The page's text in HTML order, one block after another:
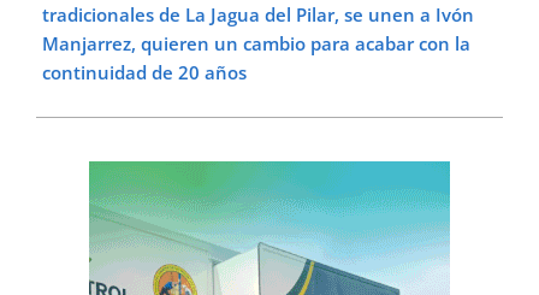
tradicionales de La Jagua del Pilar, se unen a Ivón
Manjarrez, quieren un cambio para acabar con la
continuidad de 20 años